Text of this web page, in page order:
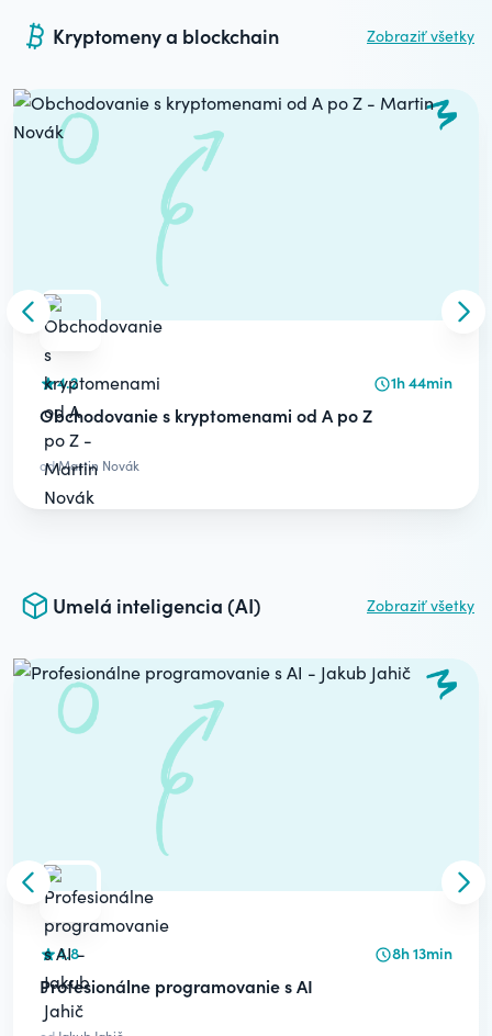
Kryptomeny a blockchain Zobraziť všetky
Carousel
Skip to previous slide
4.2 1h 44min
Obchodovanie s kryptomenami od A po Z
odMartin Novák
Umelá inteligencia (AI) Zobraziť všetky
Carousel
Skip to previous slide
4.8 8h 13min
Profesionálne programovanie s AI